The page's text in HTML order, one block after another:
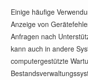
Einige häufige
Anzeige von
Anfragen nach
kann auch in andere
computergestützte